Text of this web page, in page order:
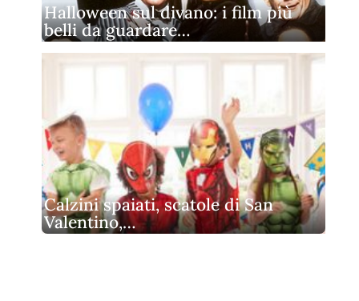
Halloween sul divano: i film più
belli da guardare…
Calzini spaiati, scatole di San
Valentino,…